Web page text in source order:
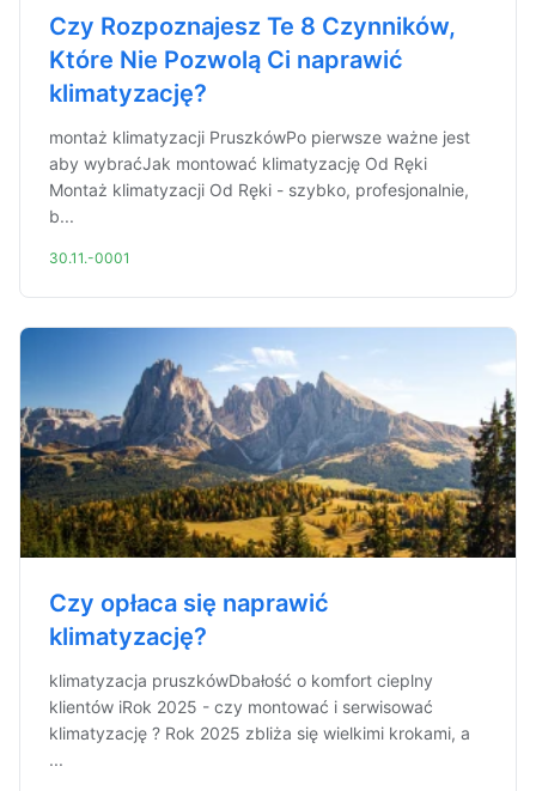
Czy Rozpoznajesz Te 8 Czynników,
Które Nie Pozwolą Ci naprawić
klimatyzację?
montaż klimatyzacji PruszkówPo pierwsze ważne jest
aby wybraćJak montować klimatyzację Od Ręki
Montaż klimatyzacji Od Ręki - szybko, profesjonalnie,
b...
30.11.-0001
Czy opłaca się naprawić
klimatyzację?
klimatyzacja pruszkówDbałość o komfort cieplny
klientów iRok 2025 - czy montować i serwisować
klimatyzację ? Rok 2025 zbliża się wielkimi krokami, a
...